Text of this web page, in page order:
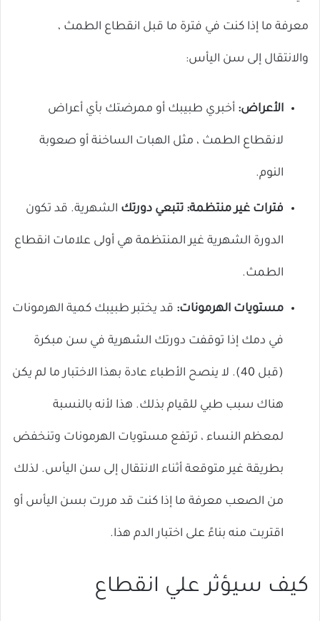
معرفة ما إذا كنت في فترة ما قبل انقطاع الطمث ،
والانتقال إلى سن اليأس:
الأعراض: أخبري طبيبك أو ممرضتك بأي أعراض
لانقطاع الطمث ، مثل الهبات الساخنة أو صعوبة
النوم.
فترات غير منتظمة: تتبعي دورتك الشهرية. قد تكون
الدورة الشهرية غير المنتظمة هي أولى علامات انقطاع
الطمث.
مستويات الهرمونات: قد يختبر طبيبك كمية الهرمونات
في دمك إذا توقفت دورتك الشهرية في سن مبكرة
(قبل 40). لا ينصح الأطباء عادة بهذا الاختبار ما لم يكن
هناك سبب طبي للقيام بذلك. هذا لأنه بالنسبة
لمعظم النساء ، ترتفع مستويات الهرمونات وتنخفض
بطريقة غير متوقعة أثناء الانتقال إلى سن اليأس. لذلك
من الصعب معرفة ما إذا كنت قد مررت بسن اليأس أو
اقتربت منه بناءً على اختبار الدم هذا.
كيف سيؤثر علي انقطاع